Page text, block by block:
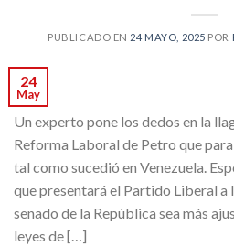
PUBLICADO EN 24 MAYO, 2025 POR
24
May
Un experto pone los dedos en la
Reforma Laboral de Petro que
tal como sucedió en Venezuela.
que presentará el Partido Liberal a
senado de la República sea más
leyes de […]